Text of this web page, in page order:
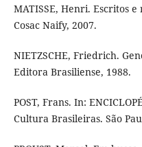
MATISSE, Henri. Escritos
Cosac Naify, 2007.
NIETZSCHE, Friedrich.
Editora Brasiliense, 1988.
POST, Frans. In:
Cultura Brasileiras. São